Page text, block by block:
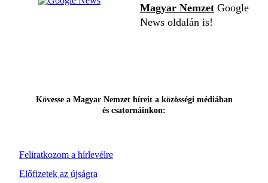
Magyar Nemzet Google
News oldalán is!
Feliratkozom a hírlevélre
Kövesse a Magyar Nemzet híreit a közösségi médiában
és csatornáinkon:
Előfizetek az újságra